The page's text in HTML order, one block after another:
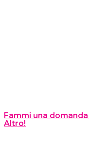
Fammi una
Altro!